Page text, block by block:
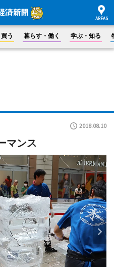
買う 暮らす・働く 学ぶ・知る
2018.08.10
マンス